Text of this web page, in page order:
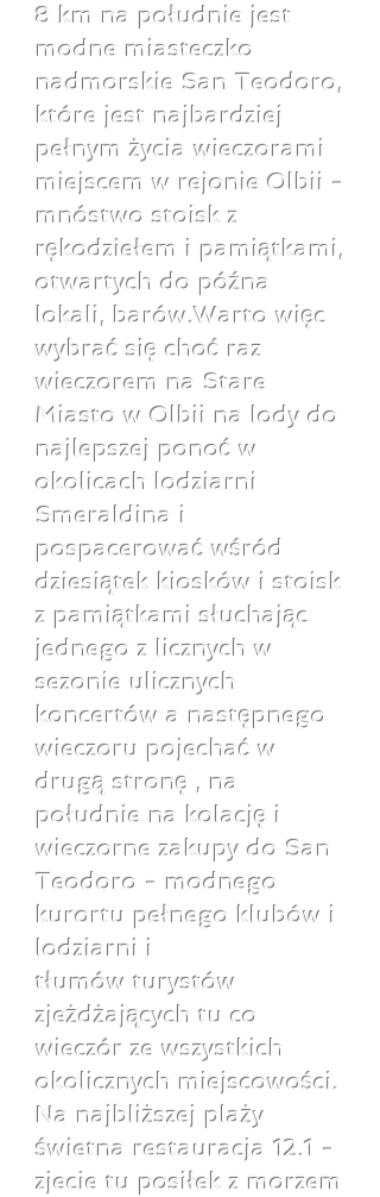
8 km na południe jest
modne miasteczko
nadmorskie San Teodoro,
które jest najbardziej
pełnym życia wieczorami
miejscem w rejonie Olbii -
mnóstwo stoisk z
rękodziełem i pamiątkami,
otwartych do późna
lokali, barów.Warto więc
wybrać się choć raz
wieczorem na Stare
Miasto w Olbii na lody do
najlepszej ponoć w
okolicach lodziarni
Smeraldina i
pospacerować wśród
dziesiątek kiosków i stoisk
z pamiątkami słuchając
jednego z licznych w
sezonie ulicznych
koncertów a następnego
wieczoru pojechać w
drugą stronę , na
południe na kolację i
wieczorne zakupy do San
Teodoro - modnego
kurortu pełnego klubów i
lodziarni i
tłumów turystów
zjeżdżających tu co
wieczór ze wszystkich
okolicznych miejscowości.
Na najbliższej plaży
świetna restauracja 12.1 -
zjecie tu posiłek z morzem